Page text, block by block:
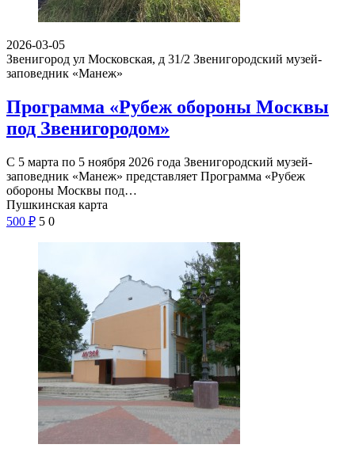
2026-03-05
Звенигород ул Московская, д 31/2 Звенигородский музей-
заповедник «Манеж»
Программа «Рубеж обороны Москвы
под Звенигородом»
С 5 марта по 5 ноября 2026 года Звенигородский музей-
заповедник «Манеж» представляет Программа «Рубеж
обороны Москвы под…
Пушкинская карта
500 ₽ 5 0